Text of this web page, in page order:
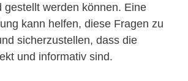
gestellt werden können. Eine
kann helfen, diese Fragen zu
sicherzustellen, dass die
und informativ sind.